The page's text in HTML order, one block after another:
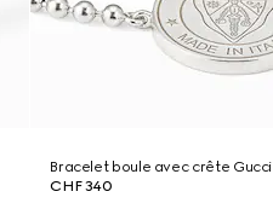
Bracelet boule avec crête Gucci
CHF 340